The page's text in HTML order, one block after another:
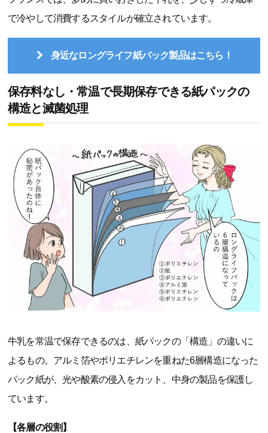
で冷やして消費するスタイルが確立されています。
身近なロングライフ紙パック製品はこちら！
保存料なし・常温で長期保存できる紙パックの
構造と滅菌処理
牛乳を常温で保存できるのは、紙パックの「構造」の違いに
よるもの。アルミ箔やポリエチレンを重ねた6層構造になった
パック紙が、光や酸素の侵入をカット、中身の製品を保護し
ています。
【各層の役割】